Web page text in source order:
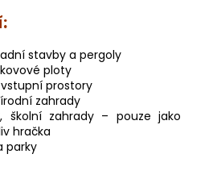
stavby a pergoly
ploty
prostory
zahrady
školní zahrady – pouze jako
hračka
parky